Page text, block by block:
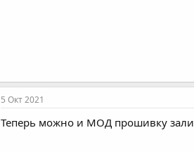
5 Окт 2021
Теперь можно и МОД прошивку